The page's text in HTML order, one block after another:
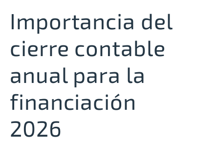
Importancia del
cierre contable
anual para la
financiación
2026